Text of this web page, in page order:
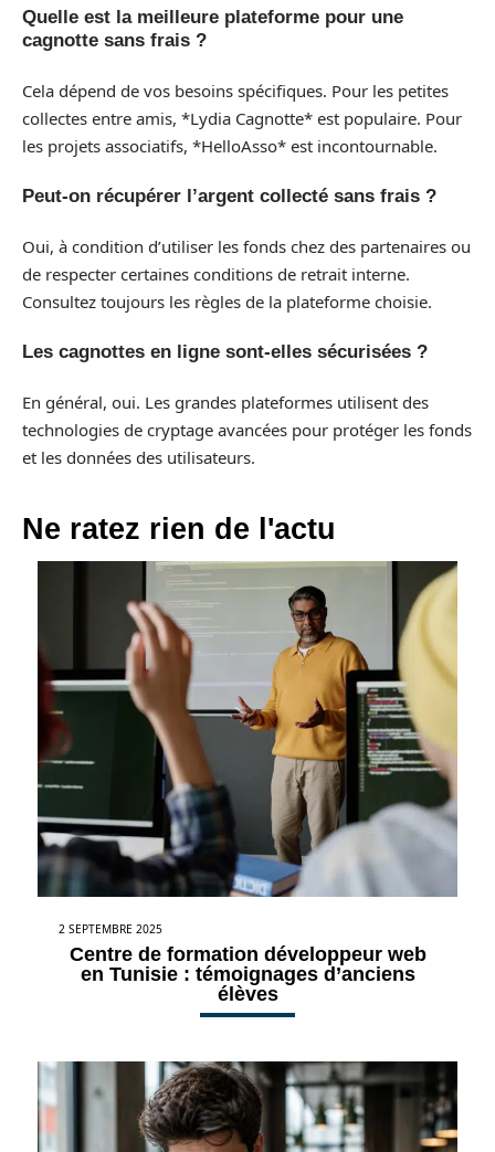
Quelle est la meilleure plateforme pour une
cagnotte sans frais ?
Cela dépend de vos besoins spécifiques. Pour les petites
collectes entre amis, *Lydia Cagnotte* est populaire. Pour
les projets associatifs, *HelloAsso* est incontournable.
Peut-on récupérer l’argent collecté sans frais ?
Oui, à condition d’utiliser les fonds chez des partenaires ou
de respecter certaines conditions de retrait interne.
Consultez toujours les règles de la plateforme choisie.
Les cagnottes en ligne sont-elles sécurisées ?
En général, oui. Les grandes plateformes utilisent des
technologies de cryptage avancées pour protéger les fonds
et les données des utilisateurs.
Ne ratez rien de l'actu
2 SEPTEMBRE 2025
Centre de formation développeur web
en Tunisie : témoignages d’anciens
élèves